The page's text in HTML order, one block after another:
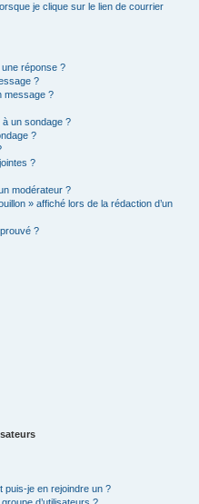
je clique sur le lien de courrier
réponse ?
?
message ?
à un sondage ?
?
?
modérateur ?
» affiché lors de la rédaction d’un
?
puis-je en rejoindre un ?